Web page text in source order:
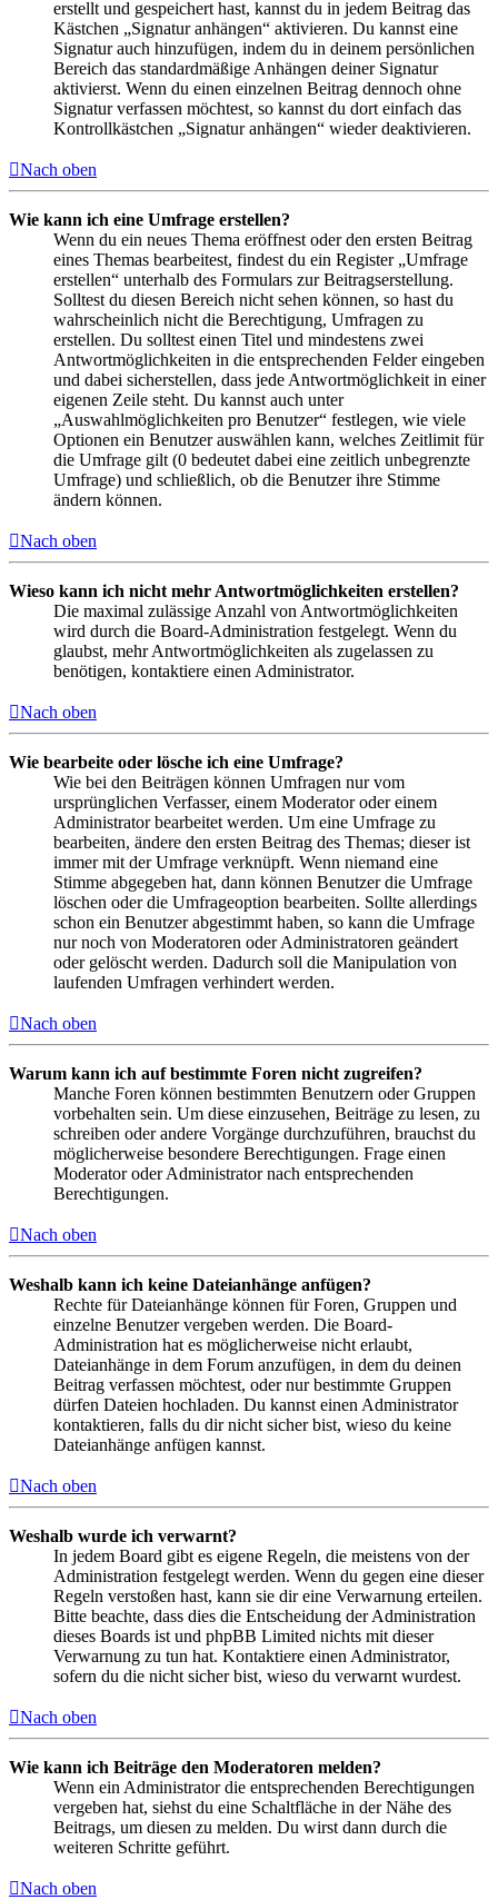
erstellt und gespeichert hast, kannst du in jedem Beitrag das
Kästchen „Signatur anhängen“ aktivieren. Du kannst eine
Signatur auch hinzufügen, indem du in deinem persönlichen
Bereich das standardmäßige Anhängen deiner Signatur
aktivierst. Wenn du einen einzelnen Beitrag dennoch ohne
Signatur verfassen möchtest, so kannst du dort einfach das
Kontrollkästchen „Signatur anhängen“ wieder deaktivieren.
Nach oben
Wie kann ich eine Umfrage erstellen?
Wenn du ein neues Thema eröffnest oder den ersten Beitrag
eines Themas bearbeitest, findest du ein Register „Umfrage
erstellen“ unterhalb des Formulars zur Beitragserstellung.
Solltest du diesen Bereich nicht sehen können, so hast du
wahrscheinlich nicht die Berechtigung, Umfragen zu
erstellen. Du solltest einen Titel und mindestens zwei
Antwortmöglichkeiten in die entsprechenden Felder eingeben
und dabei sicherstellen, dass jede Antwortmöglichkeit in einer
eigenen Zeile steht. Du kannst auch unter
„Auswahlmöglichkeiten pro Benutzer“ festlegen, wie viele
Optionen ein Benutzer auswählen kann, welches Zeitlimit für
die Umfrage gilt (0 bedeutet dabei eine zeitlich unbegrenzte
Umfrage) und schließlich, ob die Benutzer ihre Stimme
ändern können.
Nach oben
Wieso kann ich nicht mehr Antwortmöglichkeiten erstellen?
Die maximal zulässige Anzahl von Antwortmöglichkeiten
wird durch die Board-Administration festgelegt. Wenn du
glaubst, mehr Antwortmöglichkeiten als zugelassen zu
benötigen, kontaktiere einen Administrator.
Nach oben
Wie bearbeite oder lösche ich eine Umfrage?
Wie bei den Beiträgen können Umfragen nur vom
ursprünglichen Verfasser, einem Moderator oder einem
Administrator bearbeitet werden. Um eine Umfrage zu
bearbeiten, ändere den ersten Beitrag des Themas; dieser ist
immer mit der Umfrage verknüpft. Wenn niemand eine
Stimme abgegeben hat, dann können Benutzer die Umfrage
löschen oder die Umfrageoption bearbeiten. Sollte allerdings
schon ein Benutzer abgestimmt haben, so kann die Umfrage
nur noch von Moderatoren oder Administratoren geändert
oder gelöscht werden. Dadurch soll die Manipulation von
laufenden Umfragen verhindert werden.
Nach oben
Warum kann ich auf bestimmte Foren nicht zugreifen?
Manche Foren können bestimmten Benutzern oder Gruppen
vorbehalten sein. Um diese einzusehen, Beiträge zu lesen, zu
schreiben oder andere Vorgänge durchzuführen, brauchst du
möglicherweise besondere Berechtigungen. Frage einen
Moderator oder Administrator nach entsprechenden
Berechtigungen.
Nach oben
Weshalb kann ich keine Dateianhänge anfügen?
Rechte für Dateianhänge können für Foren, Gruppen und
einzelne Benutzer vergeben werden. Die Board-
Administration hat es möglicherweise nicht erlaubt,
Dateianhänge in dem Forum anzufügen, in dem du deinen
Beitrag verfassen möchtest, oder nur bestimmte Gruppen
dürfen Dateien hochladen. Du kannst einen Administrator
kontaktieren, falls du dir nicht sicher bist, wieso du keine
Dateianhänge anfügen kannst.
Nach oben
Weshalb wurde ich verwarnt?
In jedem Board gibt es eigene Regeln, die meistens von der
Administration festgelegt werden. Wenn du gegen eine dieser
Regeln verstoßen hast, kann sie dir eine Verwarnung erteilen.
Bitte beachte, dass dies die Entscheidung der Administration
dieses Boards ist und phpBB Limited nichts mit dieser
Verwarnung zu tun hat. Kontaktiere einen Administrator,
sofern du die nicht sicher bist, wieso du verwarnt wurdest.
Nach oben
Wie kann ich Beiträge den Moderatoren melden?
Wenn ein Administrator die entsprechenden Berechtigungen
vergeben hat, siehst du eine Schaltfläche in der Nähe des
Beitrags, um diesen zu melden. Du wirst dann durch die
weiteren Schritte geführt.
Nach oben